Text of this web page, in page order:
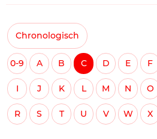
Chronologisch
0-9 A B C D E F
I J K L M N O
R S T U V W X